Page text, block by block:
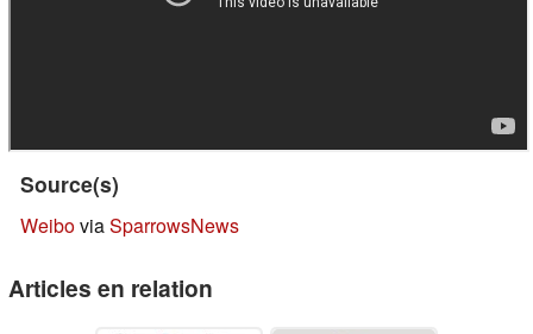
Source(s)
WeiboviaSparrowsNews
Articles en relation